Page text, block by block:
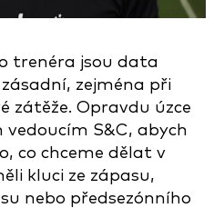
trenéra jsou data
zejména při
zátěže. Opravdu úzce
S&C, abych
co chceme dělat v
kluci ze zápasu,
nebo předsezónního